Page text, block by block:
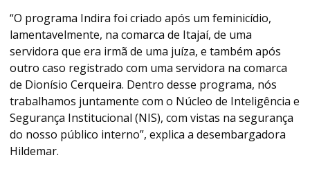
“O programa Indira foi criado após um feminicídio,
lamentavelmente, na comarca de Itajaí, de uma
servidora que era irmã de uma juíza, e também após
outro caso registrado com uma servidora na comarca
de Dionísio Cerqueira. Dentro desse programa, nós
trabalhamos juntamente com o Núcleo de Inteligência e
Segurança Institucional (NIS), com vistas na segurança
do nosso público interno”, explica a desembargadora
Hildemar.